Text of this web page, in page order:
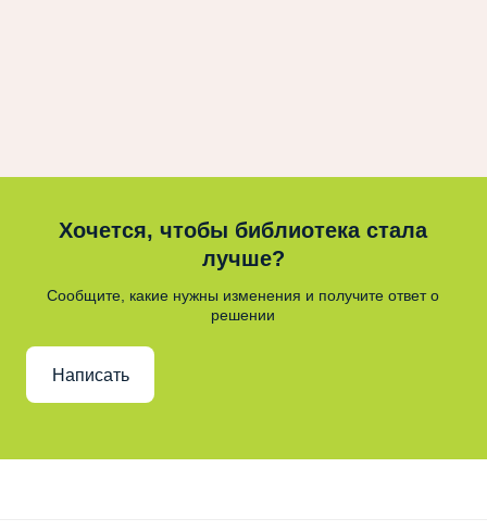
Хочется, чтобы библиотека стала
лучше?
Сообщите, какие нужны изменения и получите ответ о
решении
Написать